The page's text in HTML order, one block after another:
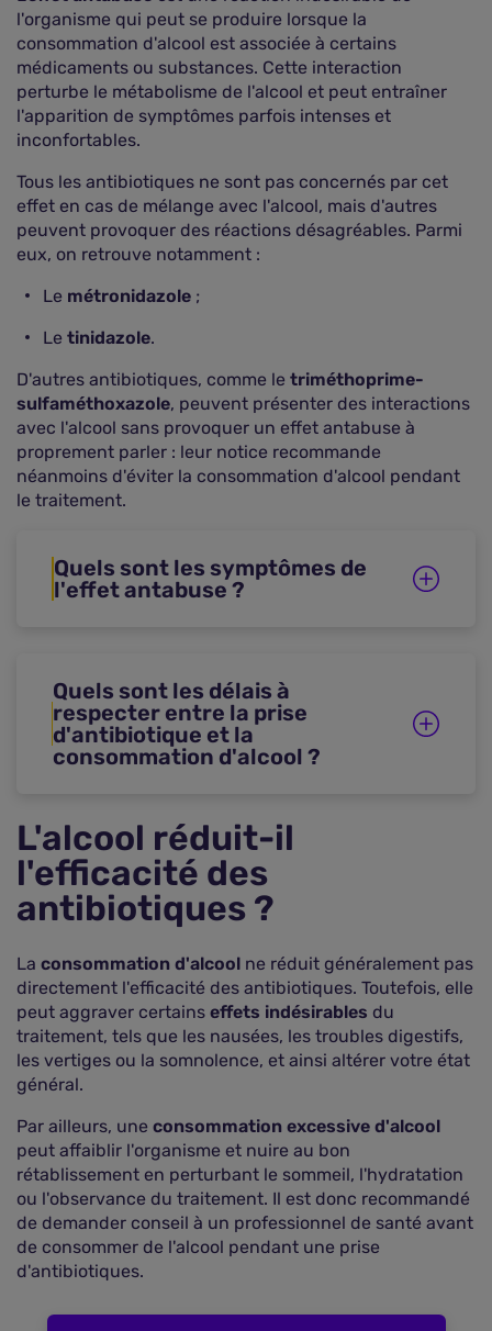
l'organisme qui peut se produire lorsque la
consommation d'alcool est associée à certains
médicaments ou substances. Cette interaction
perturbe le métabolisme de l'alcool et peut entraîner
l'apparition de symptômes parfois intenses et
inconfortables.
Tous les antibiotiques ne sont pas concernés par cet
effet en cas de mélange avec l'alcool, mais d'autres
peuvent provoquer des réactions désagréables. Parmi
eux, on retrouve notamment :
Le métronidazole ;
Le tinidazole.
D'autres antibiotiques, comme le triméthoprime-
sulfaméthoxazole, peuvent présenter des interactions
avec l'alcool sans provoquer un effet antabuse à
proprement parler : leur notice recommande
néanmoins d'éviter la consommation d'alcool pendant
le traitement.
Quels sont les symptômes de
l'effet antabuse ?
Quels sont les délais à
respecter entre la prise
d'antibiotique et la
consommation d'alcool ?
L'alcool réduit-il
l'efficacité des
antibiotiques ?
La consommation d'alcool ne réduit généralement pas
directement l'efficacité des antibiotiques. Toutefois, elle
peut aggraver certains effets indésirables du
traitement, tels que les nausées, les troubles digestifs,
les vertiges ou la somnolence, et ainsi altérer votre état
général.
Par ailleurs, une consommation excessive d'alcool
peut affaiblir l'organisme et nuire au bon
rétablissement en perturbant le sommeil, l'hydratation
ou l'observance du traitement. Il est donc recommandé
de demander conseil à un professionnel de santé avant
de consommer de l'alcool pendant une prise
d'antibiotiques.